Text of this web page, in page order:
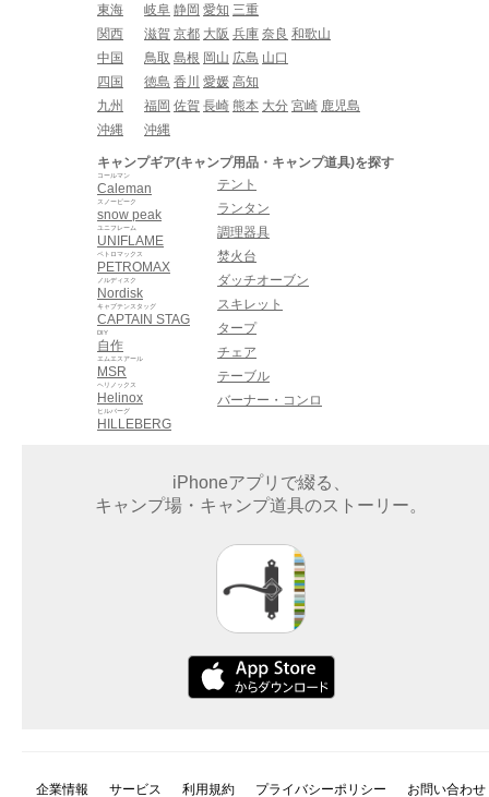
東海
岐阜 静岡 愛知 三重
関西
滋賀 京都 大阪 兵庫 奈良 和歌山
中国
鳥取 島根 岡山 広島 山口
四国
徳島 香川 愛媛 高知
九州
福岡 佐賀 長崎 熊本 大分 宮崎 鹿児島
沖縄
沖縄
キャンプギア(キャンプ用品・キャンプ道具)を探す
Caleman
コールマン
snow peak
スノーピーク
UNIFLAME
ユニフレーム
PETROMAX
ペトロマックス
Nordisk
ノルディスク
CAPTAIN STAG
キャプテンスタッグ
自作
DIY
MSR
エムエスアール
Helinox
ヘリノックス
HILLEBERG
ヒルバーグ
テント
ランタン
調理器具
焚火台
ダッチオーブン
スキレット
タープ
チェア
テーブル
バーナー・コンロ
iPhoneアプリで綴る、
キャンプ場・キャンプ道具のストーリー。
企業情報 サービス 利用規約 プライバシーポリシー お問い合わせ